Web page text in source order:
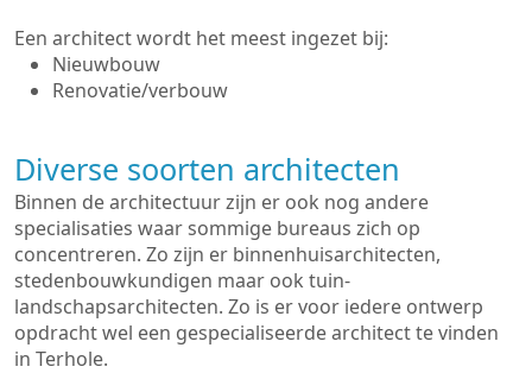
Een architect wordt het meest ingezet bij:
Nieuwbouw
Renovatie/verbouw
Diverse soorten architecten
Binnen de architectuur zijn er ook nog andere
specialisaties waar sommige bureaus zich op
concentreren. Zo zijn er binnenhuisarchitecten,
stedenbouwkundigen maar ook tuin-
landschapsarchitecten. Zo is er voor iedere ontwerp
opdracht wel een gespecialiseerde architect te vinden
in Terhole.